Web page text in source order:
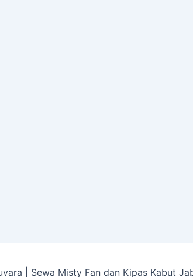
| Sewa Misty Fan dan Kipas Kabut